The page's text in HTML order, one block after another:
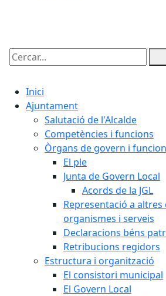
Cercar:
Inici
Ajuntament
Salutació de l'Alcalde
Competències i funcions
Òrgans de govern i
El ple
Junta de Govern Local
Acords de la JGL
Representació a
organismes i serveis
Declaracions béns
Retribucions regidors
Estructura i organització
El consistori municipal
El Govern Local